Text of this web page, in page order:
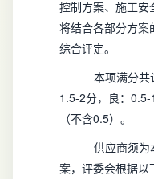
控制方案、施工安
将结合各部分方案
综合评定。
本项满分共
1.5-2分，良：
（不含0.5）。
供应商须为
案，评委会根据以